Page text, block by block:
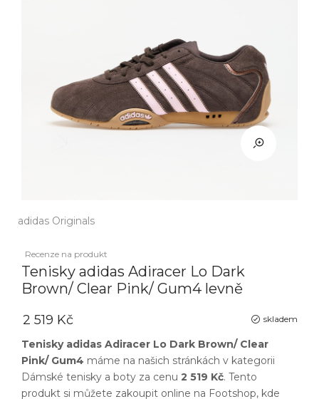
adidas Originals
Recenze na produkt
Tenisky adidas Adiracer Lo Dark
Brown/ Clear Pink/ Gum4 levně
skladem
2 519 Kč
Tenisky adidas Adiracer Lo Dark Brown/ Clear
Pink/ Gum4 máme na našich stránkách v kategorii
Dámské tenisky a boty za cenu 2 519 Kč. Tento
produkt si můžete zakoupit online na Footshop, kde